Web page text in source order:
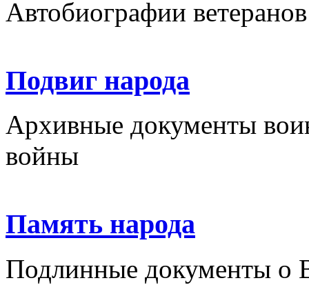
Автобиографии ветеранов
Подвиг народа
Архивные документы
войны
Память народа
Подлинные документы о